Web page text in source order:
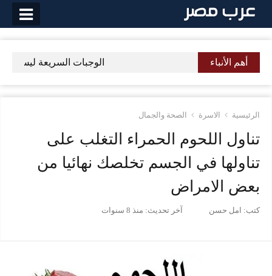
التخطي
أهم الأنباء الوجبات السريعة ليس لها
الرئيسية الاسرة الصحة والجمال
تناول اللحوم الحمراء التغلب على
تناولها في الجسم تخلصك نهائيا من
بعض الامراض
كتب: امل حسن آخر تحديث: منذ 8 سنوات